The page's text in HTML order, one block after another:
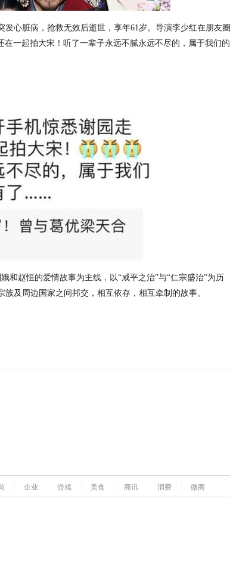
心脏病，抢救无效后逝世，享年61岁。导演李少红在朋友圈
一起拍大宋！听了一辈子永远不腻永远不尽的，属于我们的
和赵恒的爱情故事为主线，以“咸平之治”与“仁宗盛治”为历
及周边国家之间邦交，相互依存，相互牵制的故事。
企业 游戏 美食 商讯 消费 微商